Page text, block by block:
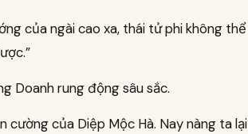
của ngài cao xa, thái tử phi không thể
Doanh rung động sâu sắc.
cường của Diệp Mộc Hà. Nay nàng ta lại